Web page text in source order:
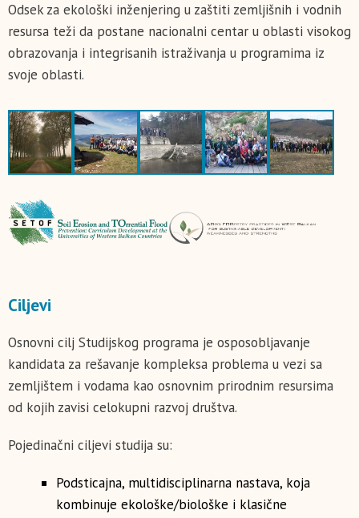
Odsek za ekološki inženjering u zaštiti zemljišnih i vodnih
resursa teži da postane nacionalni centar u oblasti visokog
obrazovanja i integrisanih istraživanja u programima iz
svoje oblasti.
Ciljevi
Osnovni cilj Studijskog programa je osposobljavanje
kandidata za rešavanje kompleksa problema u vezi sa
zemljištem i vodama kao osnovnim prirodnim resursima
od kojih zavisi celokupni razvoj društva.
Pojedinačni ciljevi studija su:
Podsticajna, multidisciplinarna nastava, koja
kombinuje ekološke/biološke i klasične